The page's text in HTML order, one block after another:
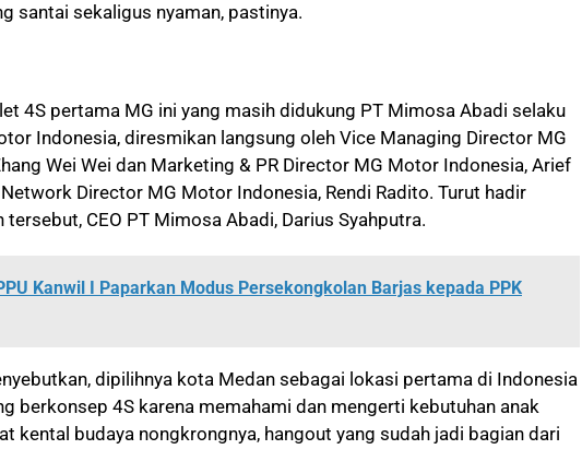
santai sekaligus nyaman, pastinya.
4S pertama MG ini yang masih didukung PT Mimosa Abadi selaku
Indonesia, diresmikan langsung oleh Vice Managing Director MG
Wei Wei dan Marketing & PR Director MG Motor Indonesia, Arief
Director MG Motor Indonesia, Rendi Radito. Turut hadir
CEO PT Mimosa Abadi, Darius Syahputra.
Kanwil I Paparkan Modus Persekongkolan Barjas kepada PPK
dipilihnya kota Medan sebagai lokasi pertama di Indonesia
berkonsep 4S karena memahami dan mengerti kebutuhan anak
kental budaya nongkrongnya, hangout yang sudah jadi bagian dari